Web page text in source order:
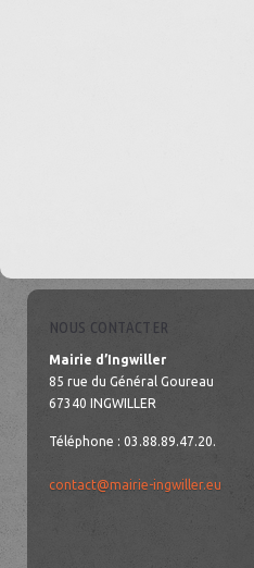
NOUS CONTACTER
Mairie d’Ingwiller
85 rue du Général Goureau
67340 INGWILLER
Téléphone : 03.88.89.47.20.
contact@mairie-ingwiller.eu